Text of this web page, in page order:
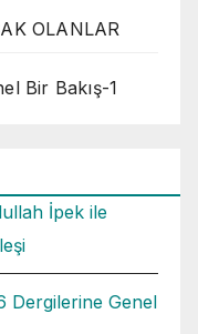
OLANLAR
Bir Bakış-1
İpek ile
Dergilerine Genel